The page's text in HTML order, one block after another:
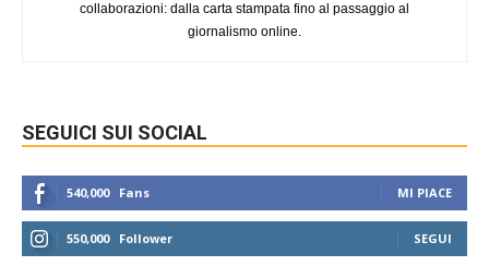
collaborazioni: dalla carta stampata fino al passaggio al
giornalismo online.
SEGUICI SUI SOCIAL
540,000 Fans MI PIACE
550,000 Follower SEGUI